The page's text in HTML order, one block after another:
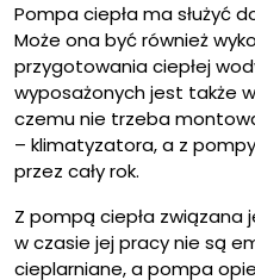
Pompa ciepła ma służyć
Może ona być również
przygotowania ciepłej
wyposażonych jest także
czemu nie trzeba
– klimatyzatora, a z
przez cały rok.
Z pompą ciepła związana
w czasie jej pracy nie są
cieplarniane, a pompa